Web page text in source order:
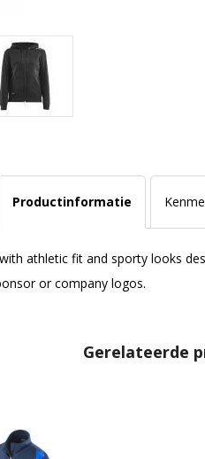
Productinformatie
athletic fit and sporty looks
or company logos.
Gerelateerde